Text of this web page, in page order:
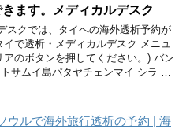
ます。メディカルデスク
スクでは、タイへの海外透析予約が
イで透析・メディカルデスク メニュ
アのボタンを押してください。) バン
サムイ島パタヤチェンマイ シラ …
ウルで海外旅行透析の予約 | 海